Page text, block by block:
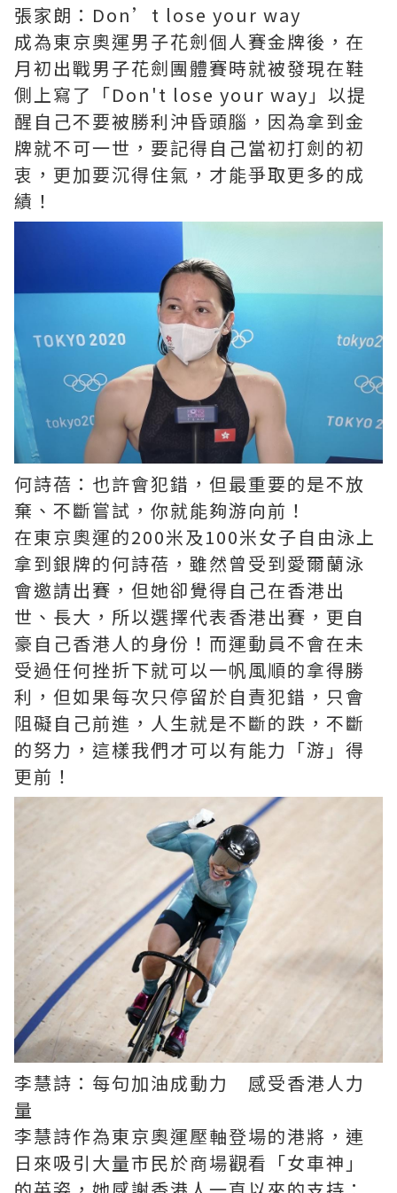
張家朗：Don’t lose your way
成為東京奧運男子花劍個人賽金牌後，在
月初出戰男子花劍團體賽時就被發現在鞋
側上寫了「Don't lose your way」以提
醒自己不要被勝利沖昏頭腦，因為拿到金
牌就不可一世，要記得自己當初打劍的初
衷，更加要沉得住氣，才能爭取更多的成
績！
何詩蓓：也許會犯錯，但最重要的是不放
棄、不斷嘗試，你就能夠游向前！
在東京奧運的200米及100米女子自由泳上
拿到銀牌的何詩蓓，雖然曾受到愛爾蘭泳
會邀請出賽，但她卻覺得自己在香港出
世、長大，所以選擇代表香港出賽，更自
豪自己香港人的身份！而運動員不會在未
受過任何挫折下就可以一帆風順的拿得勝
利，但如果每次只停留於自責犯錯，只會
阻礙自己前進，人生就是不斷的跌，不斷
的努力，這樣我們才可以有能力「游」得
更前！
李慧詩：每句加油成動力 感受香港人力
量
李慧詩作為東京奧運壓軸登場的港將，連
日來吸引大量市民於商場觀看「女車神」